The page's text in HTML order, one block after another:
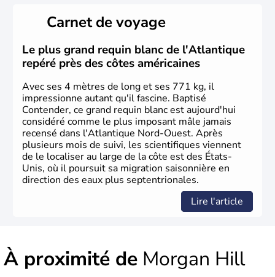
Plusieurs populations se sont succédées avant l'arrivée
des européens, suite à la découverte du continent par
Christophe Colomb en 1492. Les 13 colonies
britanniques proclament la Déclaration d'indépendance
en 1776 et adoptent leur première constitution en 1787.
La conquête de l'Ouest marque ensuite l'entrée dans une
phase de développement intense.
Carnet de voyage
Le plus grand requin blanc de l'Atlantique
repéré près des côtes américaines
Avec ses 4 mètres de long et ses 771 kg, il
impressionne autant qu'il fascine. Baptisé
Contender, ce grand requin blanc est aujourd'hui
considéré comme le plus imposant mâle jamais
recensé dans l'Atlantique Nord-Ouest. Après
plusieurs mois de suivi, les scientifiques viennent
de le localiser au large de la côte est des États-
Unis, où il poursuit sa migration saisonnière en
direction des eaux plus septentrionales.
Lire l'article
À proximité de Morgan Hill